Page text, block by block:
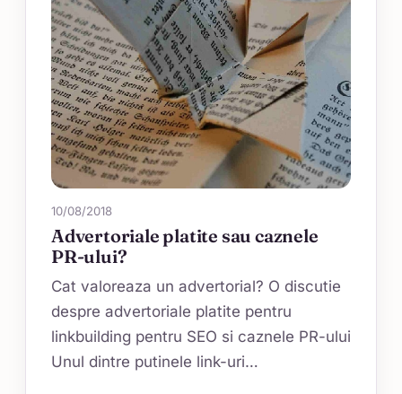
10/08/2018
Advertoriale platite sau caznele
PR-ului?
Cat valoreaza un advertorial? O discutie
despre advertoriale platite pentru
linkbuilding pentru SEO si caznele PR-ului
Unul dintre putinele link-uri…